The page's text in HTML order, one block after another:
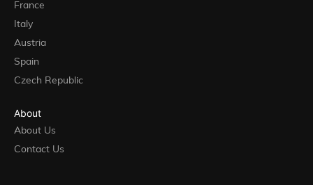
France
Italy
Austria
Spain
Czech Republic
About
About Us
Contact Us